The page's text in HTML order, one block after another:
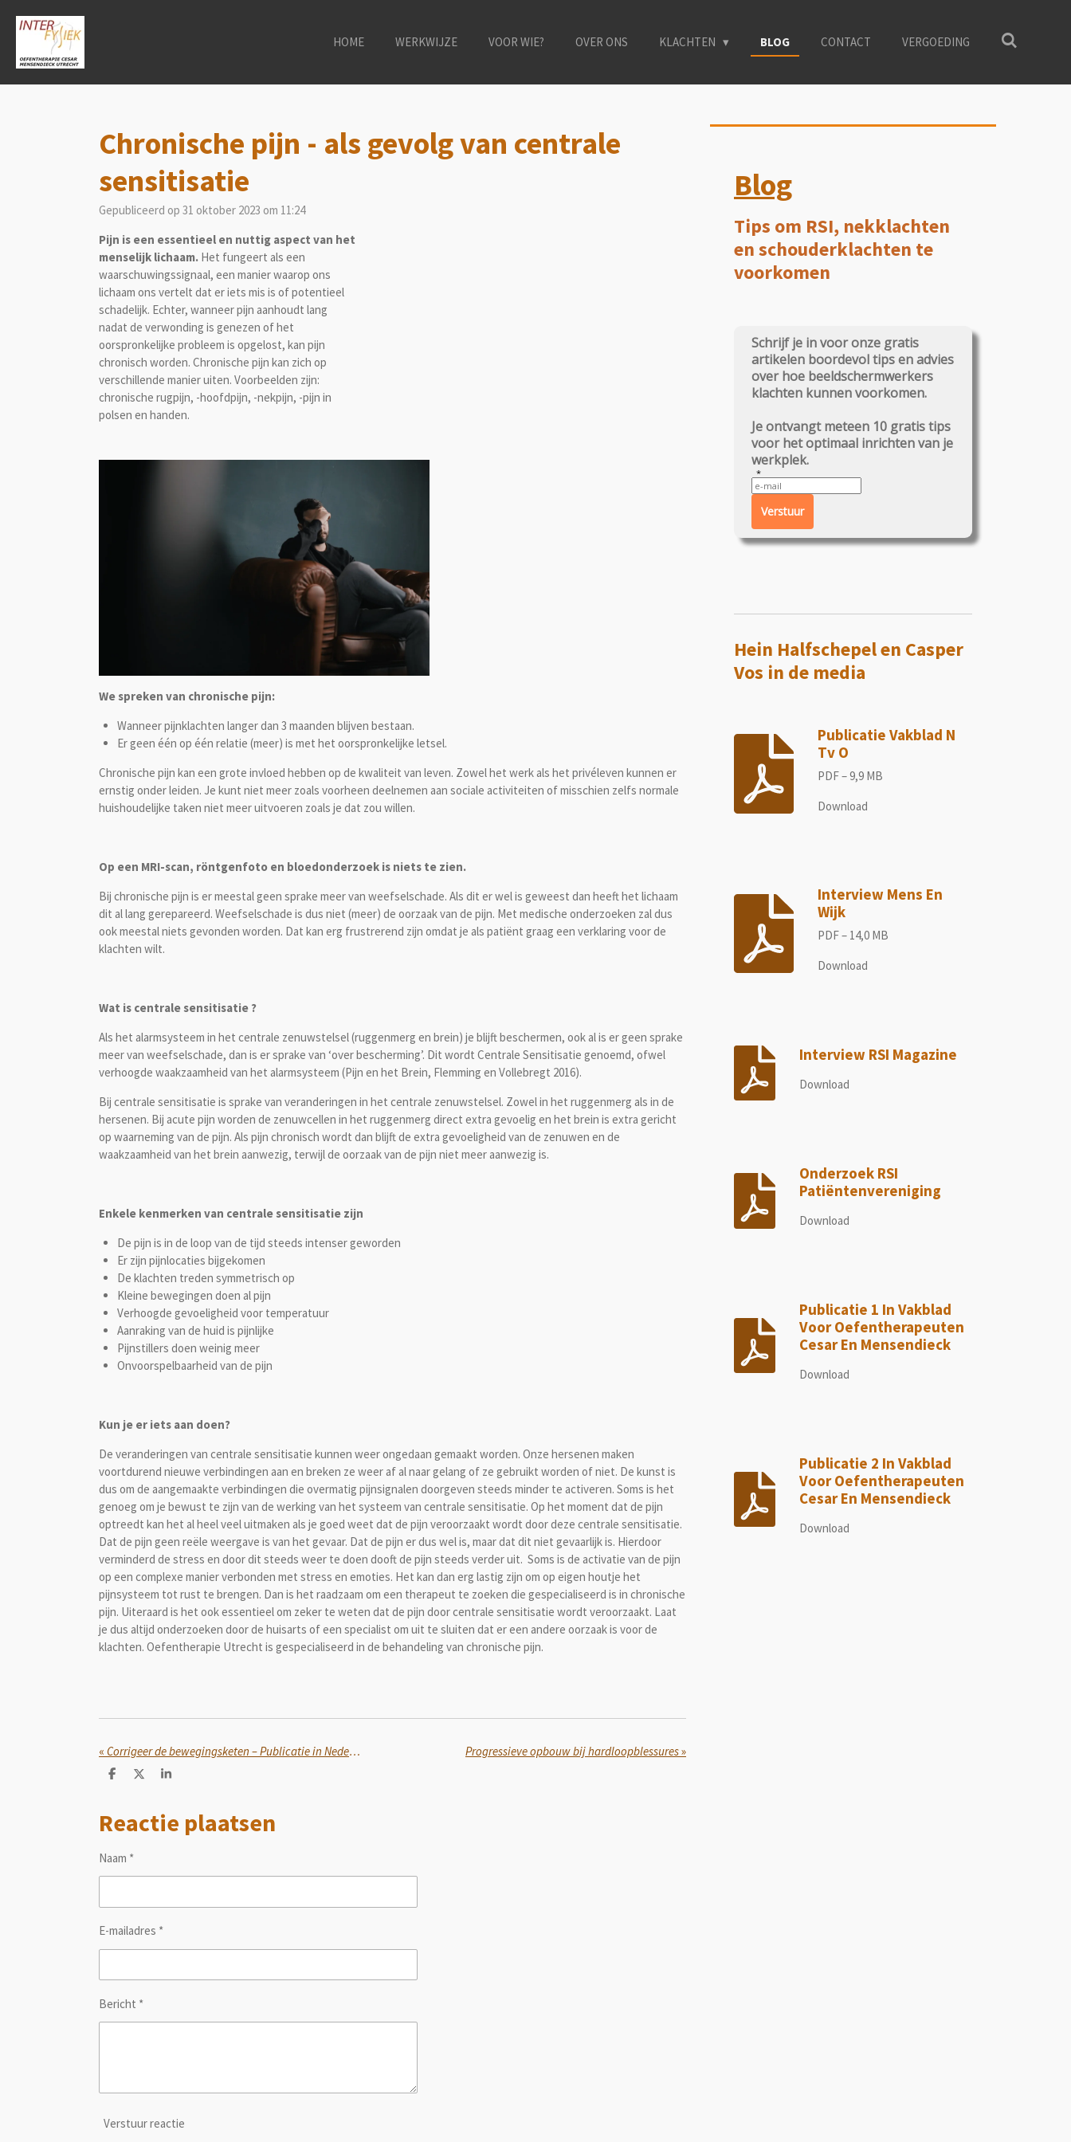
Ga
direct
de
hoofdinhoud
HOME WERKWIJZE VOOR WIE? OVER ONS KLACHTEN BLOG CONTACT VERGOEDING
Chronische pijn - als gevolg van centrale
sensitisatie
Gepubliceerd op 31 oktober 2023 om 11:24
Pijn is een essentieel en nuttig aspect van het
menselijk lichaam. Het fungeert als een
waarschuwingssignaal, een manier waarop ons
lichaam ons vertelt dat er iets mis is of potentieel
schadelijk. Echter, wanneer pijn aanhoudt lang
nadat de verwonding is genezen of het
oorspronkelijke probleem is opgelost, kan pijn
chronisch worden. Chronische pijn kan zich op
verschillende manier uiten. Voorbeelden zijn:
chronische rugpijn, -hoofdpijn, -nekpijn, -pijn in
polsen en handen.
We spreken van chronische pijn:
Wanneer pijnklachten langer dan 3 maanden blijven bestaan.
Er geen één op één relatie (meer) is met het oorspronkelijke letsel.
Chronische pijn kan een grote invloed hebben op de kwaliteit van leven. Zowel het werk als het privéleven kunnen er
ernstig onder leiden. Je kunt niet meer zoals voorheen deelnemen aan sociale activiteiten of misschien zelfs normale
huishoudelijke taken niet meer uitvoeren zoals je dat zou willen.
Op een MRI-scan, röntgenfoto en bloedonderzoek is niets te zien.
Bij chronische pijn is er meestal geen sprake meer van weefselschade. Als dit er wel is geweest dan heeft het lichaam
dit al lang gerepareerd. Weefselschade is dus niet (meer) de oorzaak van de pijn. Met medische onderzoeken zal dus
ook meestal niets gevonden worden. Dat kan erg frustrerend zijn omdat je als patiënt graag een verklaring voor de
klachten wilt.
Wat is centrale sensitisatie ?
Als het alarmsysteem in het centrale zenuwstelsel (ruggenmerg en brein) je blijft beschermen, ook al is er geen sprake
meer van weefselschade, dan is er sprake van ‘over bescherming’. Dit wordt Centrale Sensitisatie genoemd, ofwel
verhoogde waakzaamheid van het alarmsysteem (Pijn en het Brein, Flemming en Vollebregt 2016).
Bij centrale sensitisatie is sprake van veranderingen in het centrale zenuwstelsel. Zowel in het ruggenmerg als in de
hersenen. Bij acute pijn worden de zenuwcellen in het ruggenmerg direct extra gevoelig en het brein is extra gericht
op waarneming van de pijn. Als pijn chronisch wordt dan blijft de extra gevoeligheid van de zenuwen en de
waakzaamheid van het brein aanwezig, terwijl de oorzaak van de pijn niet meer aanwezig is.
Enkele kenmerken van centrale sensitisatie zijn
De pijn is in de loop van de tijd steeds intenser geworden
Er zijn pijnlocaties bijgekomen
De klachten treden symmetrisch op
Kleine bewegingen doen al pijn
Verhoogde gevoeligheid voor temperatuur
Aanraking van de huid is pijnlijke
Pijnstillers doen weinig meer
Onvoorspelbaarheid van de pijn
Kun je er iets aan doen?
De veranderingen van centrale sensitisatie kunnen weer ongedaan gemaakt worden. Onze hersenen maken
voortdurend nieuwe verbindingen aan en breken ze weer af al naar gelang of ze gebruikt worden of niet. De kunst is
dus om de aangemaakte verbindingen die overmatig pijnsignalen doorgeven steeds minder te activeren. Soms is het
genoeg om je bewust te zijn van de werking van het systeem van centrale sensitisatie. Op het moment dat de pijn
optreedt kan het al heel veel uitmaken als je goed weet dat de pijn veroorzaakt wordt door deze centrale sensitisatie.
Dat de pijn geen reële weergave is van het gevaar. Dat de pijn er dus wel is, maar dat dit niet gevaarlijk is. Hierdoor
verminderd de stress en door dit steeds weer te doen dooft de pijn steeds verder uit. Soms is de activatie van de pijn
op een complexe manier verbonden met stress en emoties. Het kan dan erg lastig zijn om op eigen houtje het
pijnsysteem tot rust te brengen. Dan is het raadzaam om een therapeut te zoeken die gespecialiseerd is in chronische
pijn. Uiteraard is het ook essentieel om zeker te weten dat de pijn door centrale sensitisatie wordt veroorzaakt. Laat
je dus altijd onderzoeken door de huisarts of een specialist om uit te sluiten dat er een andere oorzaak is voor de
klachten. Oefentherapie Utrecht is gespecialiseerd in de behandeling van chronische pijn.
« Corrigeer de bewegingsketen – Publicatie in Nederlands Tijdschrift voor Oefentherapie Progressieve opbouw bij hardloopblessures»
D
e
n
D
S
r
e
Reactie plaatsen
Naam *
E-mailadres *
Bericht *
Verstuur reactie
Blog
Tips om RSI, nekklachten
en schouderklachten te
voorkomen
Schrijf je in voor onze gratis
artikelen boordevol tips en advies
over hoe beeldschermwerkers
klachten kunnen voorkomen.
Je ontvangt meteen 10 gratis tips
voor het optimaal inrichten van je
werkplek.
Verstuur
Hein Halfschepel en Casper
Vos in de media
Publicatie Vakblad N
Tv O
PDF – 9,9 MB
Download
Interview Mens En
Wijk
PDF – 14,0 MB
Download
Interview RSI Magazine
Download
Onderzoek RSI
Patiëntenvereniging
Download
Publicatie 1 In Vakblad
Voor Oefentherapeuten
Cesar En Mensendieck
Download
Publicatie 2 In Vakblad
Voor Oefentherapeuten
Cesar En Mensendieck
Download